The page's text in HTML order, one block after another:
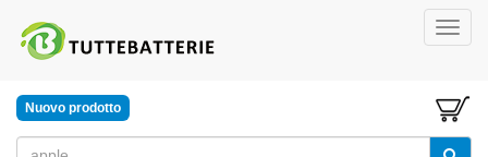
Nuovo prodotto